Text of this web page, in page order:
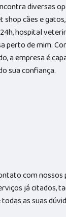
diversas
shop cães e
hospital
perto de mim.
a empresa é
sua confiança.
com
já citados,
as suas